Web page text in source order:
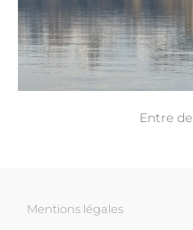
Entre
Mentions légales